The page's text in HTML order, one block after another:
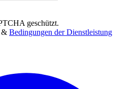
geschützt.
& Bedingungen der Dienstleistung